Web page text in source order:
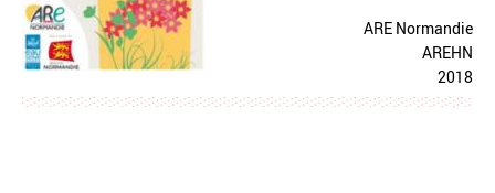
ARE Normandie
AREHN
2018